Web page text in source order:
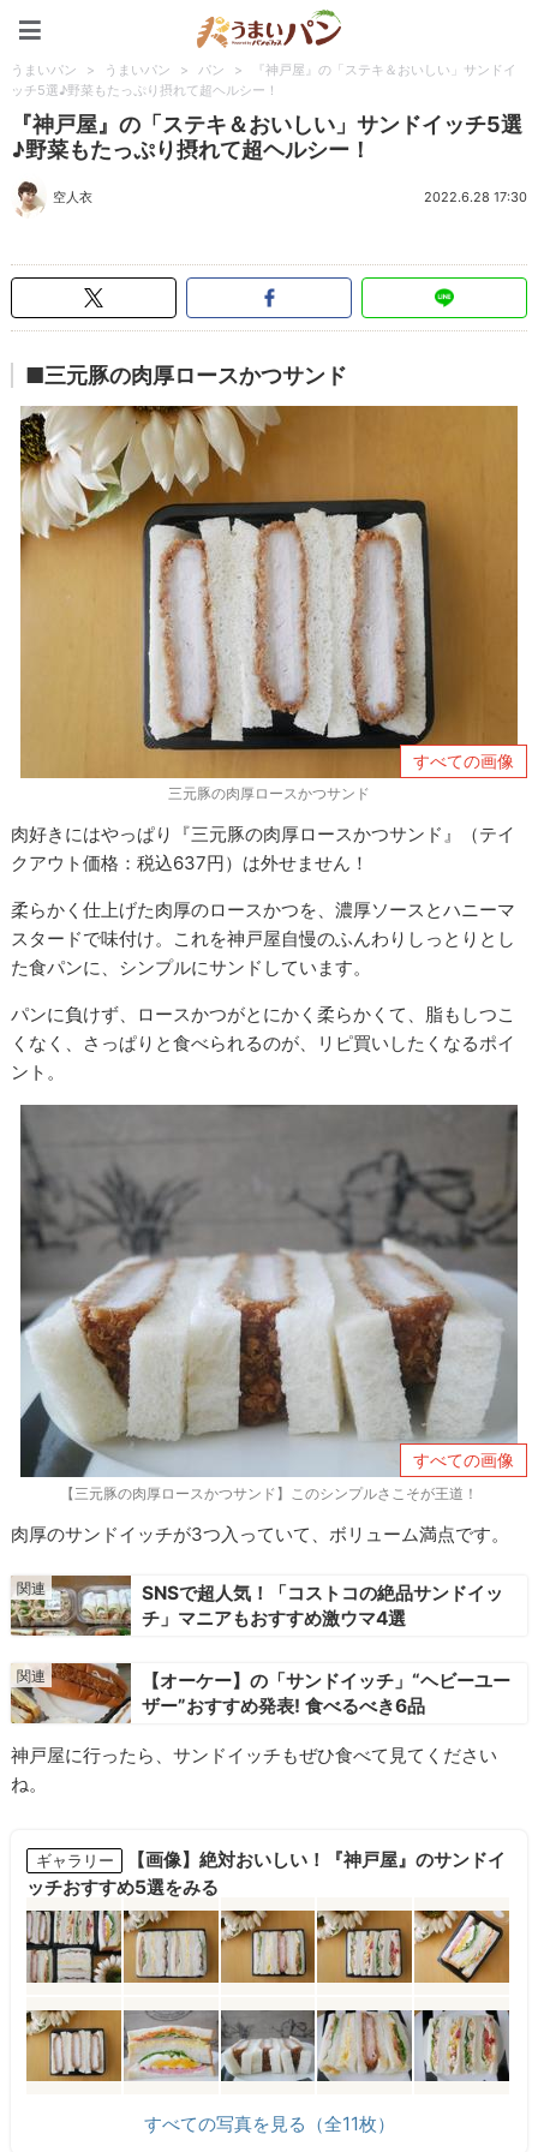
うまいパン > うまいパン > パン >
『神戸屋』の「ステキ＆おいしい」サンドイ
ッチ5選♪野菜もたっぷり摂れて超ヘルシー！
『神戸屋』の「ステキ＆おいしい」サンドイッチ5選
♪野菜もたっぷり摂れて超ヘルシー！
空人衣 2022.6.28 17:30
■三元豚の肉厚ロースかつサンド
すべての画像
三元豚の肉厚ロースかつサンド
肉好きにはやっぱり『三元豚の肉厚ロースかつサンド』（テイ
クアウト価格：税込637円）は外せません！
柔らかく仕上げた肉厚のロースかつを、濃厚ソースとハニーマ
スタードで味付け。これを神戸屋自慢のふんわりしっとりとし
た食パンに、シンプルにサンドしています。
パンに負けず、ロースかつがとにかく柔らかくて、脂もしつこ
くなく、さっぱりと食べられるのが、リピ買いしたくなるポイ
ント。
すべての画像
【三元豚の肉厚ロースかつサンド】このシンプルさこそが王道！
肉厚のサンドイッチが3つ入っていて、ボリューム満点です。
SNSで超人気！「コストコの絶品サンドイッ
チ」マニアもおすすめ激ウマ4選
【オーケー】の「サンドイッチ」“ヘビーユー
ザー”おすすめ発表! 食べるべき6品
神戸屋に行ったら、サンドイッチもぜひ食べて見てください
ね。
ギャラリー
【画像】絶対おいしい！『神戸屋』のサンドイ
ッチおすすめ5選をみる
すべての写真を見る（全11枚）